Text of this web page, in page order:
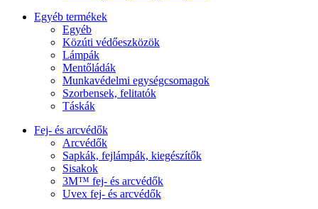
Egyéb termékek
Egyéb
Közúti védőeszközök
Lámpák
Mentőládák
Munkavédelmi egységcsomagok
Szorbensek, felitatók
Táskák
Fej- és arcvédők
Arcvédők
Sapkák, fejlámpák, kiegészítők
Sisakok
3M™ fej- és arcvédők
Uvex fej- és arcvédők